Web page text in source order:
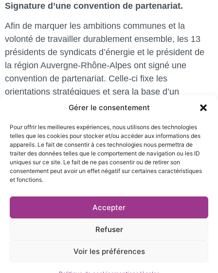
Gérer le consentement
Pour offrir les meilleures expériences, nous utilisons des technologies
telles que les cookies pour stocker et/ou accéder aux informations des
appareils. Le fait de consentir à ces technologies nous permettra de
traiter des données telles que le comportement de navigation ou les ID
uniques sur ce site. Le fait de ne pas consentir ou de retirer son
consentement peut avoir un effet négatif sur certaines caractéristiques
et fonctions.
Accepter
Refuser
Voir les préférences
Signature d’une convention de partenariat.
Afin de marquer les ambitions communes et la
volonté de travailler durablement ensemble, les 13
présidents de syndicats d’énergie et le président de
la région Auvergne-Rhône-Alpes ont signé une
convention de partenariat. Celle-ci fixe les
orientations stratégiques et sera la base d’un
véritable plan d’action et d’investissements qui sera
Mentions légales et politique de confidentialité